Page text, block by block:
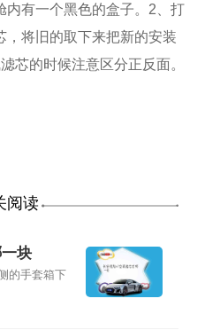
内有一个黑色的盒子。2、打
，将旧的取下来把新的安装
芯的时候注意区分正反面。
阅读
块
的手套箱下